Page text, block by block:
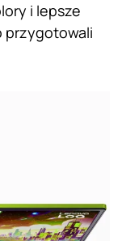
i lepsze
przygotowali